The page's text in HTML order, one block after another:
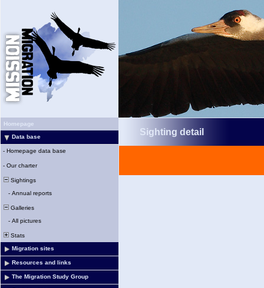
Homepage
Data base
- Homepage data base
- Our charter
Sightings
- Annual reports
Galleries
- All pictures
Stats
Migration sites
Resources and links
The Migration Study Group
Sighting detail